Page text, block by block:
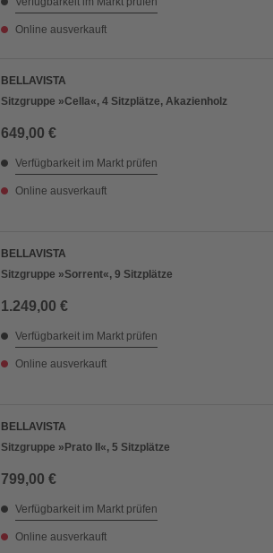
Online ausverkauft
BELLAVISTA
Sitzgruppe »Cella«, 4 Sitzplätze, Akazienholz
649,00 €
Verfügbarkeit im Markt prüfen
Online ausverkauft
BELLAVISTA
Sitzgruppe »Sorrent«, 9 Sitzplätze
1.249,00 €
Verfügbarkeit im Markt prüfen
Online ausverkauft
BELLAVISTA
Sitzgruppe »Prato II«, 5 Sitzplätze
799,00 €
Verfügbarkeit im Markt prüfen
Online ausverkauft